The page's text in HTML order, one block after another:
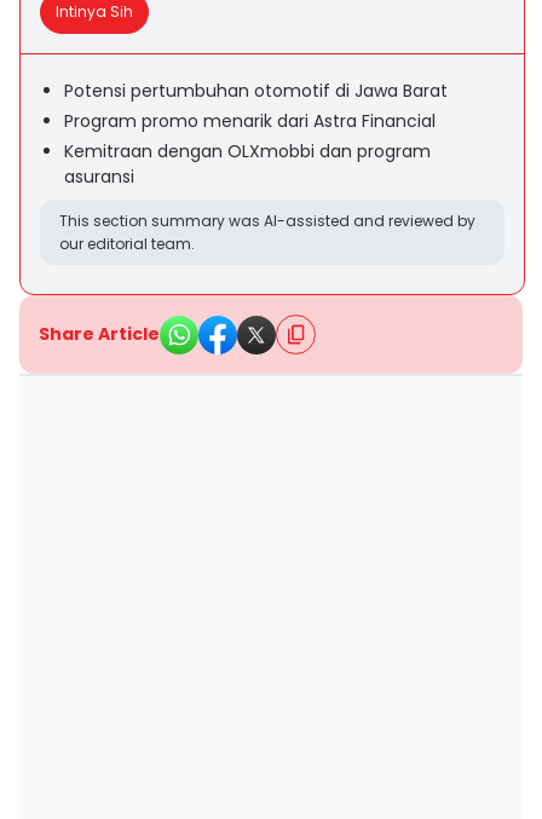
Intinya Sih
Potensi pertumbuhan otomotif di Jawa Barat
Program promo menarik dari Astra Financial
Kemitraan dengan OLXmobbi dan program
asuransi
This section summary was AI-assisted and reviewed by
our editorial team.
Share Article